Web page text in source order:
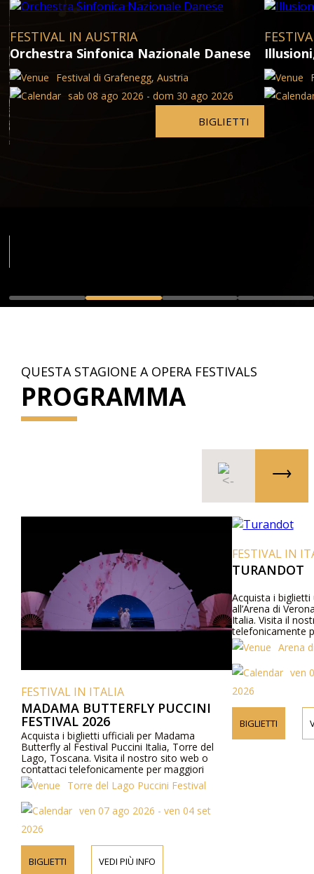
FESTIVAL IN AUSTRIA
Orchestra Sinfonica Nazionale Danese
Festival di Grafenegg, Austria
sab 08 ago 2026 - dom 30 ago 2026
BIGLIETTI
QUESTA STAGIONE A OPERA FESTIVALS
PROGRAMMA
FESTIVAL IN ITALIA
MADAMA BUTTERFLY PUCCINI
FESTIVAL 2026
Acquista i biglietti ufficiali per Madama
Butterfly al Festival Puccini Italia, Torre del
Lago, Toscana. Visita il nostro sito web o
contattaci telefonicamente per maggiori
informazioni su prezzi, programma e cast.
Torre del Lago Puccini Festival
ven 07 ago 2026 - ven 04 set
2026
BIGLIETTI VEDI PIÙ INFO
FESTIVAL IN
TURANDOT
Acquista i
all’Arena di
Italia. Visita il
telefonicamente
programma e
Arena
ven
2026
BIGLIETTI